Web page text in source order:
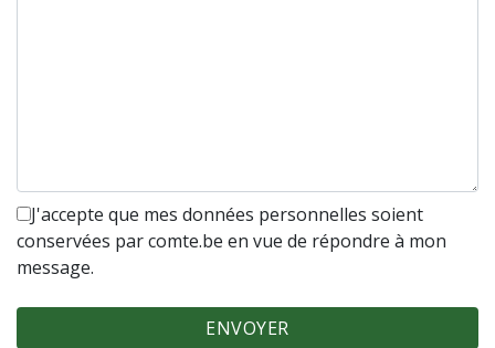
J'accepte que mes données personnelles soient
conservées par comte.be en vue de répondre à mon
message.